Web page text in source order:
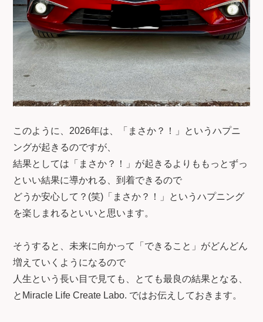
このように、2026年は、「まさか？！」というハプニ
ングが起きるのですが、
結果としては「まさか？！」が起きるよりももっとずっ
といい結果に導かれる、到着できるので
どうか安心して？(笑)「まさか？！」というハプニング
を楽しまれるといいと思います。
そうすると、未来に向かって「できること」がどんどん
増えていくようになるので
人生という長い目で見ても、とても最良の結果となる、
とMiracle Life Create Labo. ではお伝えしておきます。